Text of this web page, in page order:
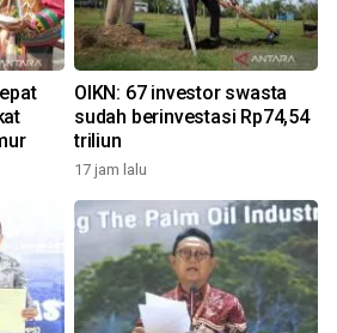
OIKN: 67 investor swasta
sudah berinvestasi Rp74,54
triliun
17 jam lalu